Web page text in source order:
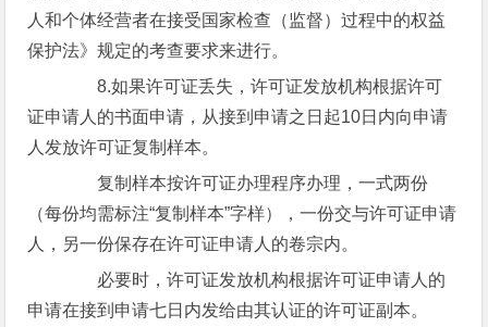
人和个体经营者在接受国家检查（监督）过程中的权益
保护法》规定的考查要求来进行。
8.如果许可证丢失，许可证发放机构根据许可
证申请人的书面申请，从接到申请之日起10日内向申请
人发放许可证复制样本。
复制样本按许可证办理程序办理，一式两份
（每份均需标注“复制样本”字样），一份交与许可证申请
人，另一份保存在许可证申请人的卷宗内。
必要时，许可证发放机构根据许可证申请人的
申请在接到申请七日内发给由其认证的许可证副本。